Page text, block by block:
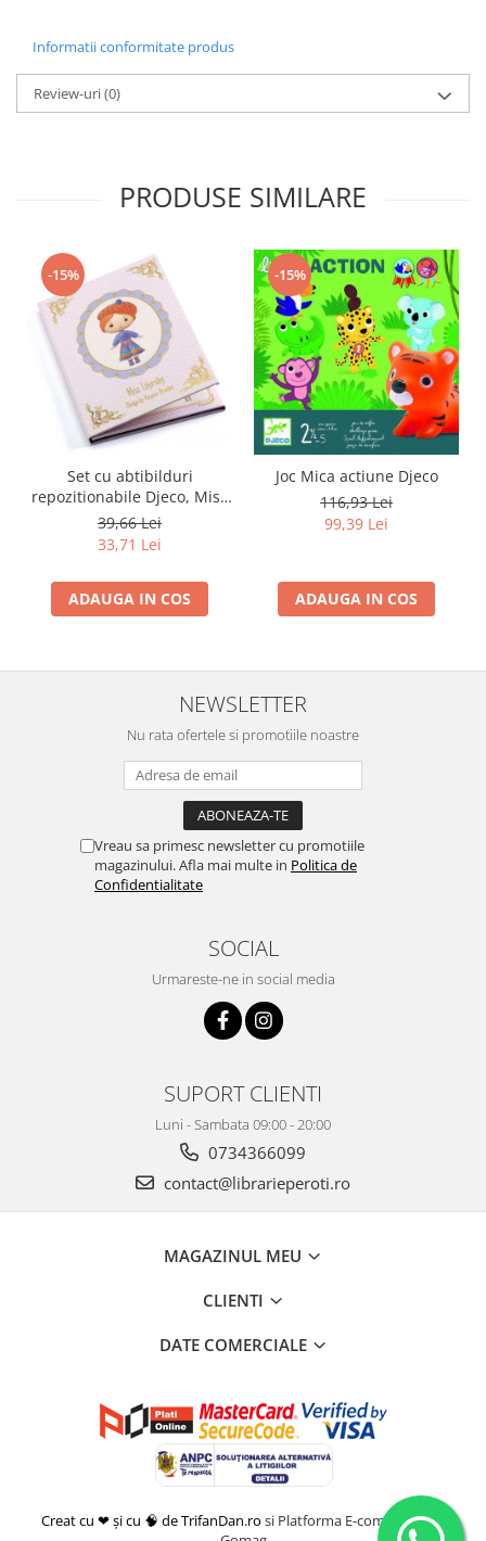
Informatii conformitate produs
Review-uri(0)
PRODUSE SIMILARE
-15%
Set cu abtibilduri
repozitionabile Djeco, Miss
Lilyruby
39,66 Lei
33,71 Lei
ADAUGA IN COS
-15%
Joc Mica actiune Djeco
116,93 Lei
99,39 Lei
ADAUGA IN COS
NEWSLETTER
Nu rata ofertele si promotiile noastre
Vreau sa primesc newsletter cu promotiile
magazinului. Afla mai multe in Politica de
Confidentialitate
SOCIAL
Urmareste-ne in social media
SUPORT CLIENTI
Luni - Sambata 09:00 - 20:00
0734366099
contact@librarieperoti.ro
MAGAZINUL MEU
CLIENTI
DATE COMERCIALE
Creat cu ❤ și cu 🧠 de TrifanDan.ro si Platforma E-commerce by